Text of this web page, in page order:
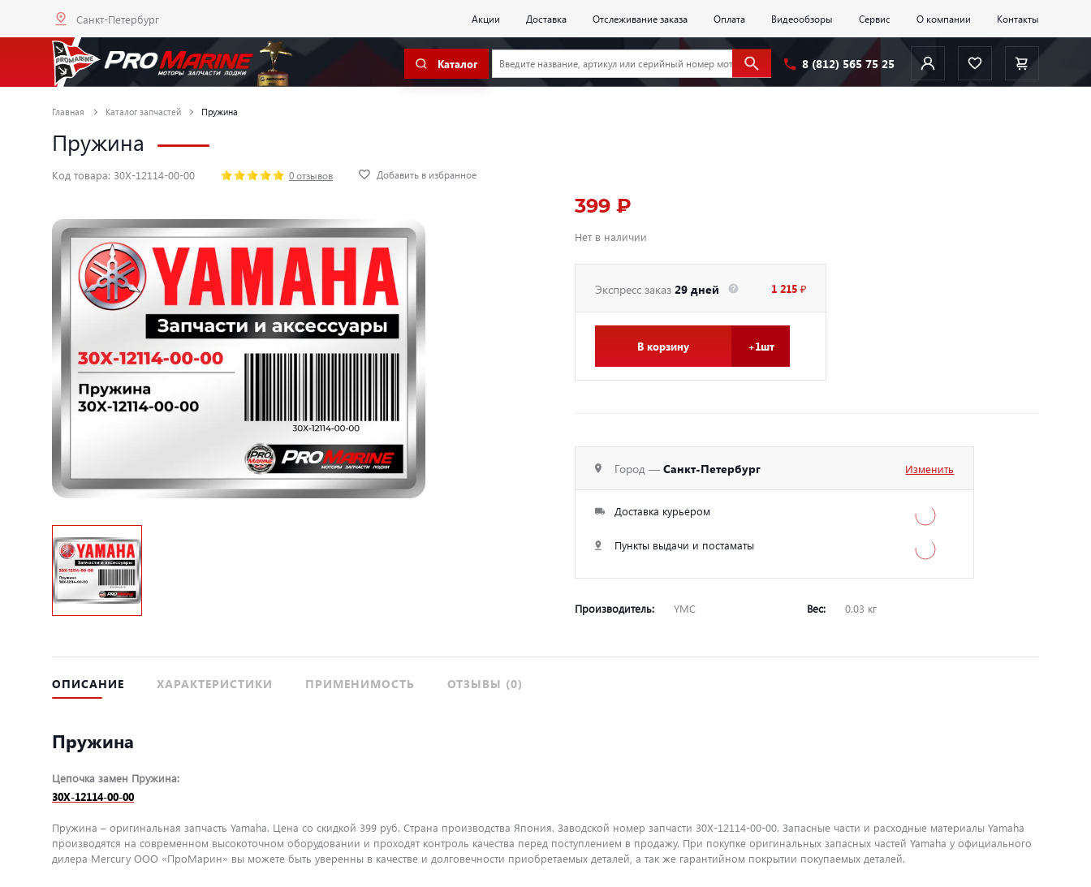
Санкт-Петербург Акции Доставка Отслеживание заказа Оплата Видеообзоры Сервис О компании Контакты
Каталог 8 (812) 565 75 25
Главная Каталог запчастей Пружина
Пружина
Код товара: 30X-12114-00-00 0 отзывов Добавить в избранное
399 ₽
Нет в наличии
Экспресс заказ29 дней 1 215 ₽
В корзину +1шт
Город —Санкт-Петербург Изменить
Доставка курьером
Пункты выдачи и постаматы
Производитель: YMC Вес: 0.03 кг
ОПИСАНИЕ ХАРАКТЕРИСТИКИ ПРИМЕНИМОСТЬ ОТЗЫВЫ (0)
Пружина
Цепочка замен Пружина:
30X-12114-00-00
Пружина – оригинальная запчасть Yamaha. Цена со скидкой 399 руб. Страна производства Япония. Заводской номер запчасти 30X-12114-00-00. Запасные части и расходные материалы Yamaha
производятся на современном высокоточном оборудовании и проходят контроль качества перед поступлением в продажу. При покупке оригинальных запасных частей Yamaha у официального
дилера Mercury ООО «ПроМарин» вы можете быть уверенны в качестве и долговечности приобретаемых деталей, а так же гарантийном покрытии покупаемых деталей.